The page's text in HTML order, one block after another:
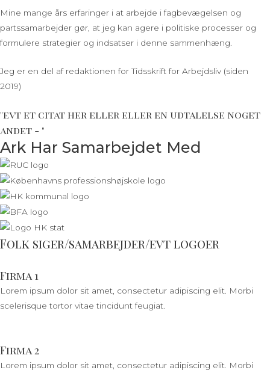
Mine mange års erfaringer i at arbejde i fagbevægelsen og
partssamarbejder gør, at jeg kan agere i politiske processer og
formulere strategier og indsatser i denne sammenhæng.
Jeg er en del af redaktionen for Tidsskrift for Arbejdsliv (siden
2019)
"evt et citat her eller eller en udtalelse noget
andet - "
Ark Har Samarbejdet Med
Folk siger/samarbejder/evt logoer
Firma 1
Lorem ipsum dolor sit amet, consectetur adipiscing elit. Morbi
scelerisque tortor vitae tincidunt feugiat.
Firma 2
Lorem ipsum dolor sit amet, consectetur adipiscing elit. Morbi